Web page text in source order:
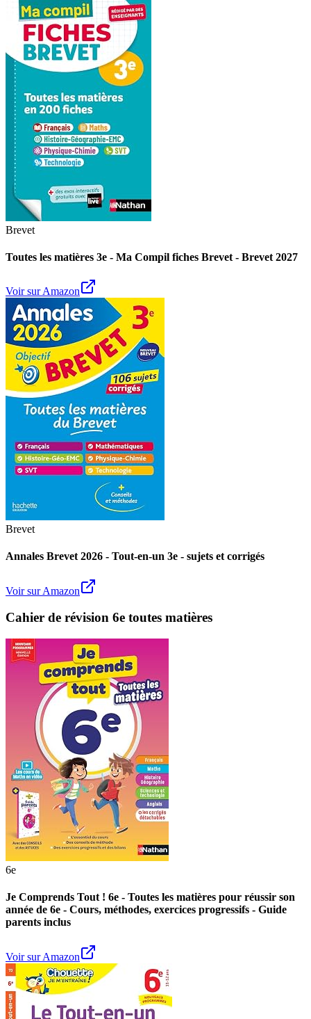
Brevet
Toutes les matières 3e - Ma Compil fiches Brevet - Brevet 2027
Voir sur Amazon
Brevet
Annales Brevet 2026 - Tout-en-un 3e - sujets et corrigés
Voir sur Amazon
Cahier de révision 6e toutes matières
6e
Je Comprends Tout ! 6e - Toutes les matières pour réussir son
année de 6e - Cours, méthodes, exercices progressifs - Guide
parents inclus
Voir sur Amazon